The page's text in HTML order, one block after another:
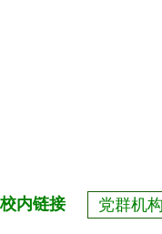
校内链接 党群机构